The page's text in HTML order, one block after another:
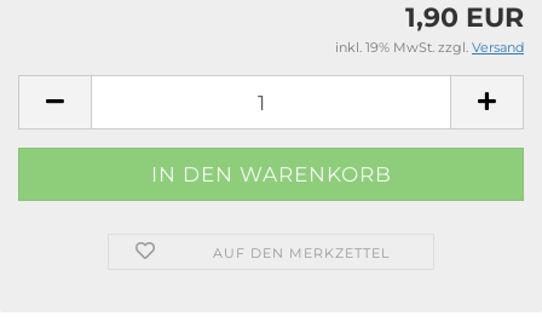
1,90 EUR
inkl. 19% MwSt. zzgl. Versand
AUF DEN MERKZETTEL